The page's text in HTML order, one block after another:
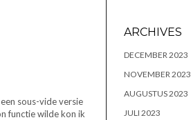
sous-vide versie
functie wilde kon ik
ARCHIVES
DECEMBER 2023
NOVEMBER 2023
AUGUSTUS 2023
JULI 2023